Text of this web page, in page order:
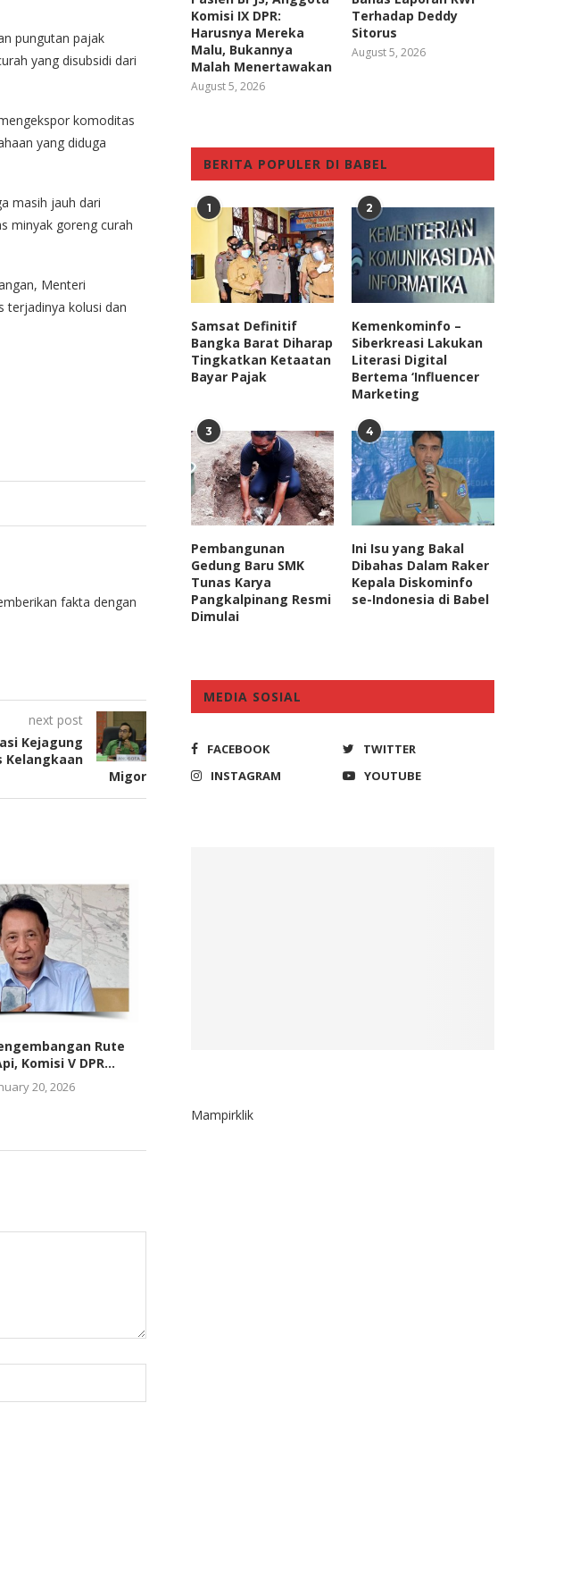
pungutan pajak
yang disubsidi dari
komoditas
yang diduga
masih jauh dari
minyak goreng curah
Menteri
terjadinya kolusi dan
fakta dengan
next post
Kejagung
Kelangkaan
Migor
Rute
Komisi V DPR...
20, 2026
Komisi IX DPR:
Harusnya Mereka
Malu, Bukannya
Malah Menertawakan
August 5, 2026
Terhadap Deddy
Sitorus
August 5, 2026
BERITA POPULER DI BABEL
1
Samsat Definitif
Bangka Barat Diharap
Tingkatkan Ketaatan
Bayar Pajak
2
Kemenkominfo –
Siberkreasi Lakukan
Literasi Digital
Bertema ‘Influencer
Marketing
3
Pembangunan
Gedung Baru SMK
Tunas Karya
Pangkalpinang Resmi
Dimulai
4
Ini Isu yang Bakal
Dibahas Dalam Raker
Kepala Diskominfo
se-Indonesia di Babel
MEDIA SOSIAL
FACEBOOK
TWITTER
INSTAGRAM
YOUTUBE
Mampirklik